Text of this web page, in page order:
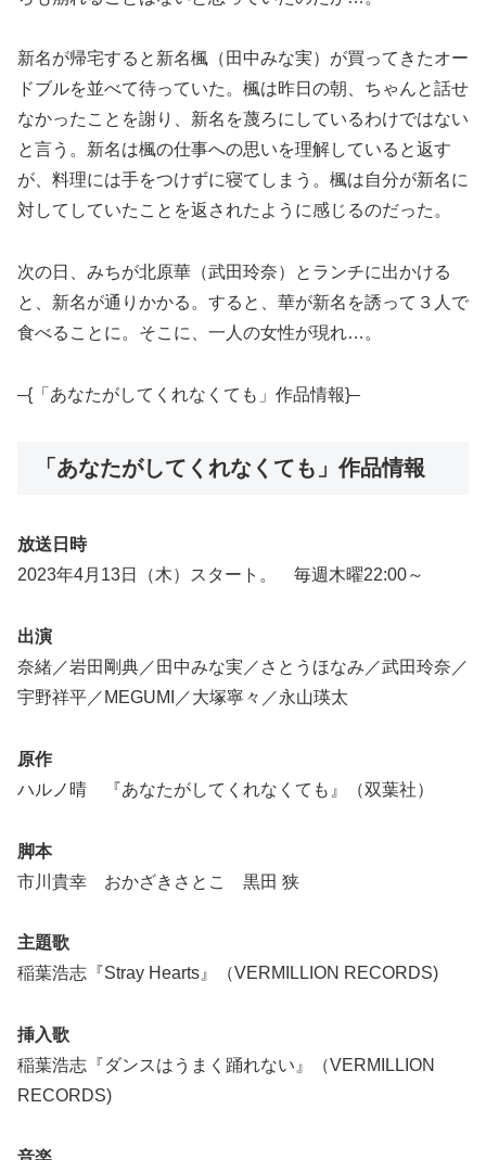
新名が帰宅すると新名楓（田中みな実）が買ってきたオー
ドブルを並べて待っていた。楓は昨日の朝、ちゃんと話せ
なかったことを謝り、新名を蔑ろにしているわけではない
と言う。新名は楓の仕事への思いを理解していると返す
が、料理には手をつけずに寝てしまう。楓は自分が新名に
対してしていたことを返されたように感じるのだった。
次の日、みちが北原華（武田玲奈）とランチに出かける
と、新名が通りかかる。すると、華が新名を誘って３人で
食べることに。そこに、一人の女性が現れ…。
–{「あなたがしてくれなくても」作品情報}–
「あなたがしてくれなくても」作品情報
放送日時
2023年4月13日（木）スタート。 毎週木曜22:00～
出演
奈緒／岩田剛典／田中みな実／さとうほなみ／武田玲奈／
宇野祥平／MEGUMI／大塚寧々／永山瑛太
原作
ハルノ晴 『あなたがしてくれなくても』（双葉社）
脚本
市川貴幸 おかざきさとこ 黒田 狭
主題歌
稲葉浩志『Stray Hearts』（VERMILLION RECORDS)
挿入歌
稲葉浩志『ダンスはうまく踊れない』（VERMILLION
RECORDS)